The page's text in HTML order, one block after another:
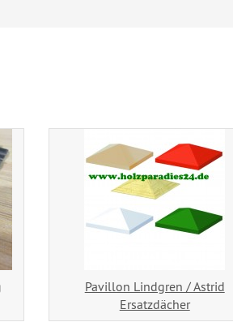
Pavillon Lindgren / Astrid
Ersatzdächer